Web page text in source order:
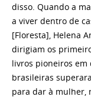
disso. Quando a
a viver dentro de
[Floresta], Helena
dirigiam os
livros pioneiros em
brasileiras
para dar à mulher,